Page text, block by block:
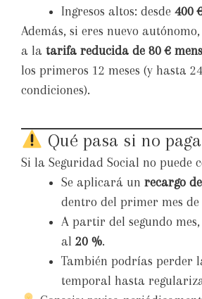
Ingresos altos: desde 400
Además, si eres nuevo
a la tarifa reducida de 80 €
los primeros 12 meses (y hasta
condiciones).
Qué pasa si no
Si la Seguridad Social no puede
Se aplicará un recargo
dentro del primer mes
A partir del segundo
al 20 %.
También podrías perder
temporal hasta